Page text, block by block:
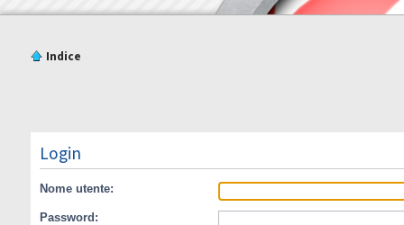
Indice
Login
Nome utente:
Password: